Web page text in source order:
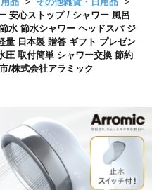
安心ストップ / シャワー 風呂
水 節水シャワー ヘッドスパ ジ
量 日本製 贈答 ギフト プレゼン
圧 取付簡単 シャワー交換 節約
/株式会社アラミック